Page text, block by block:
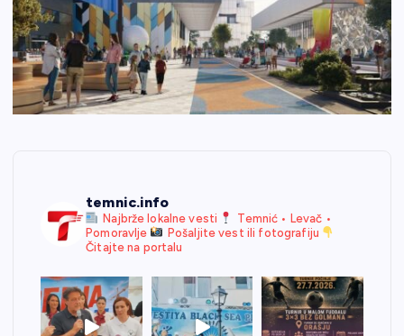
temnic.info
Najbrže lokalne vesti
Temnić • Levač •
Pomoravlje
Pošaljite vest ili fotografiju
Čitajte na portalu